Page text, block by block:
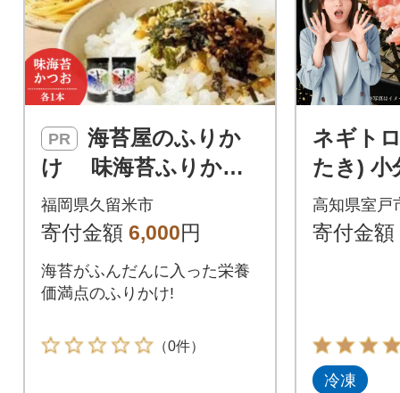
PR
け 味海苔ふりか
け・かつおふりかけ
(各1本)
福岡県久留米市
寄付金額 6,000円
海苔がふんだんに入った栄養
価満点のふりかけ!
（0件）
ネギト
たき) 小
ネギト
などア
高知県室戸
寄付金額
冷凍